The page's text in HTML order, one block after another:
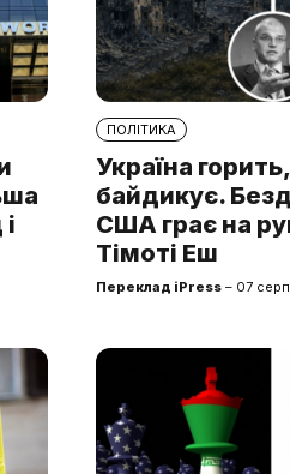
ПОЛІТИКА
Україна
байдикує.
США грає на
Тімоті Еш
Переклад iPress – 07